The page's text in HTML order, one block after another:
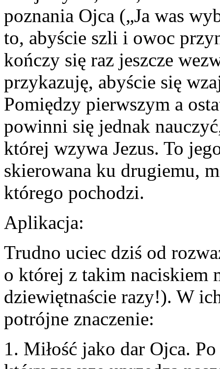
poznania Ojca („Ja was
to, abyście szli i owoc
kończy się raz jeszcze
przykazuję, abyście się
Pomiędzy pierwszym a
powinni się jednak
której wzywa Jezus. To
skierowana ku drugiemu,
którego pochodzi.
Aplikacja:
Trudno uciec dziś od
o której z takim naciskiem
dziewiętnaście razy!). W
potrójne znaczenie:
1. Miłość jako dar Ojca.